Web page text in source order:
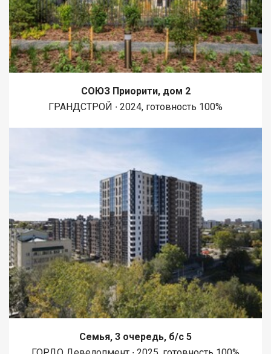
СОЮЗ Приорити, дом 2
ГРАНДСТРОЙ ∙ 2024, готовность 100%
Семья, 3 очередь, б/с 5